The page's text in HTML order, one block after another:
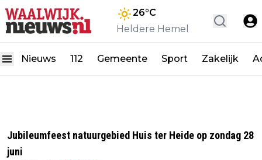
26°C
Heldere Hemel
Nieuws 112 Gemeente Sport Zakelijk
Jubileumfeest natuurgebied Huis ter Heide op zondag 28
juni